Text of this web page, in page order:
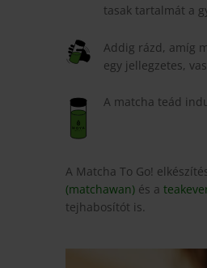
tasak tartalmát a
Addig rázd, amíg
egy jellegzetes,
A matcha teád
A Matcha To Go!
(matchawan) és a
tejhabosítót is.